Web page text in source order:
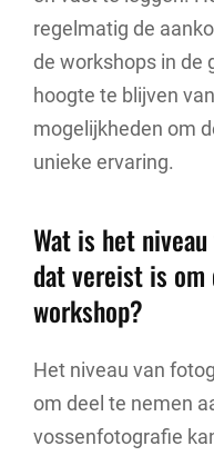
regelmatig de
de workshops in de
hoogte te blijven
mogelijkheden om
unieke ervaring.
Wat is het
dat vereist is om
workshop?
Het niveau van
om deel te nemen
vossenfotografie